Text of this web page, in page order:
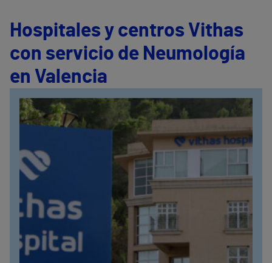
Hospitales y centros Vithas
con servicio de Neumología
en Valencia